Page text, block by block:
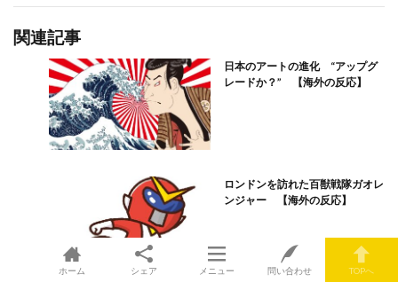
関連記事
日本のアートの進化 “アップグ
レードか？” 【海外の反応】
ロンドンを訪れた百獣戦隊ガオレ
ンジャー 【海外の反応】
ホーム シェア メニュー 問い合わせ TOPへ